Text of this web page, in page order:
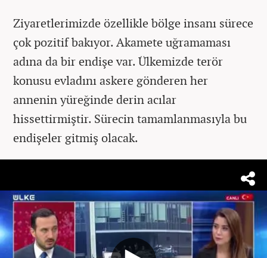
Ziyaretlerimizde özellikle bölge insanı sürece
çok pozitif bakıyor. Akamete uğramaması
adına da bir endişe var. Ülkemizde terör
konusu evladını askere gönderen her
annenin yüreğinde derin acılar
hissettirmiştir. Sürecin tamamlanmasıyla bu
endişeler gitmiş olacak.